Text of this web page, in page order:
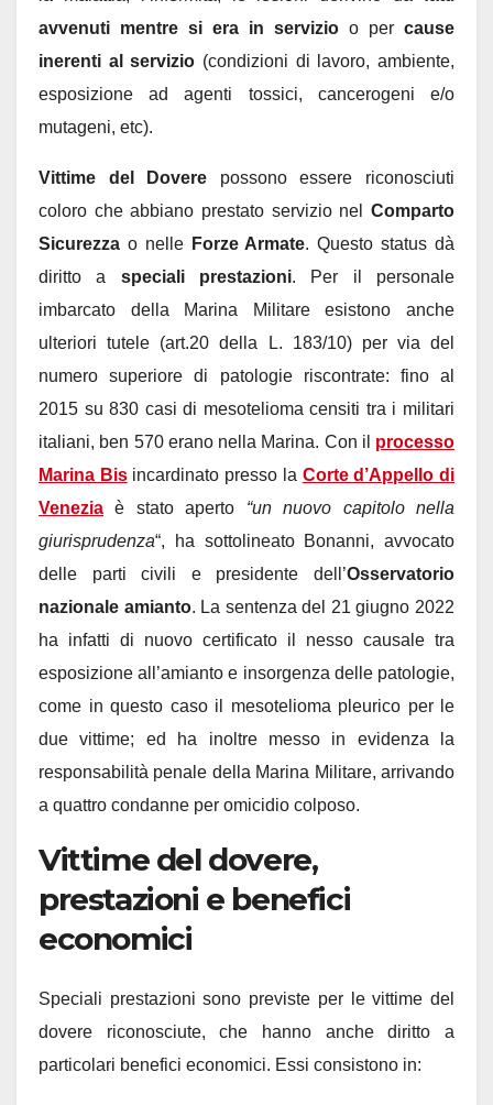
avvenuti mentre si era in servizio o per cause
inerenti al servizio (condizioni di lavoro, ambiente,
esposizione ad agenti tossici, cancerogeni e/o
mutageni, etc).
Vittime del Dovere possono essere riconosciuti
coloro che abbiano prestato servizio nel
Comparto
Sicurezza o nelleForze Armate. Questo status dà
diritto a speciali prestazioni. Per il personale
imbarcato della Marina Militare esistono anche
ulteriori tutele (art.20 della L. 183/10) per via del
numero superiore di patologie riscontrate: fino al
2015 su 830 casi di mesotelioma censiti tra i militari
italiani, ben 570 erano nella Marina. Con il processo
Marina Bisincardinato presso la Corte d’Appello di
Venezia è stato aperto “un nuovo capitolo nella
giurisprudenza“, ha sottolineato Bonanni, avvocato
delle parti civili e presidente dell’Osservatorio
nazionale amianto. La sentenza del 21 giugno 2022
ha infatti di nuovo certificato il nesso causale tra
esposizione all’amianto e insorgenza delle patologie,
come in questo caso il mesotelioma pleurico per le
due vittime; ed ha inoltre messo in evidenza la
responsabilità penale della Marina Militare, arrivando
a quattro condanne per omicidio colposo.
Vittime del dovere,
prestazioni e benefici
economici
Speciali prestazioni sono previste per le vittime del
dovere riconosciute, che hanno anche diritto a
particolari benefici economici. Essi consistono in: